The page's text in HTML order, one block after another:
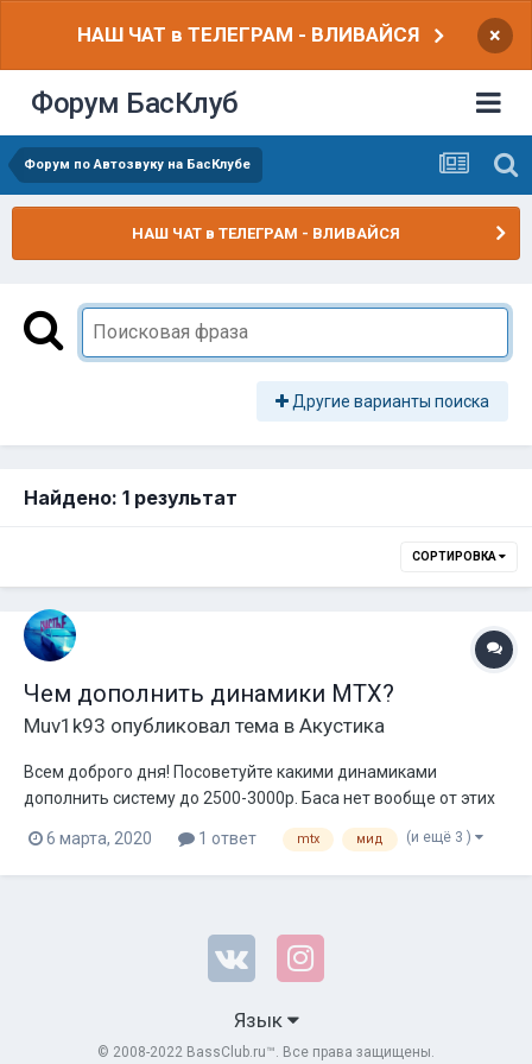
НАШ ЧАТ в ТЕЛЕГРАМ - ВЛИВАЙСЯ ×
Форум БасКлуб
Форум по Автозвуку на БасКлубе
НАШ ЧАТ в ТЕЛЕГРАМ - ВЛИВАЙСЯ
Другие варианты поиска
Найдено: 1 результат
СОРТИРОВКА
Чем дополнить динамики MTX?
Muv1k93 опубликовал тема в Акустика
Всем доброго дня! Посоветуйте какими динамиками
дополнить систему до 2500-3000р. Баса нет вообще от этих
динамиков, хочется по сочнее фронт. За громкостью не
гонюсь! Имеется: Твиттеры MTX RTX-2BT Номинальная
мощность: 100 Вт Сопротивление: 8Ω Частотный диапазон:
6 марта, 2020 1 ответ mtx мид (и ещё 3 )
Язык
© 2008-2022 BassClub.ru™. Все права защищены.